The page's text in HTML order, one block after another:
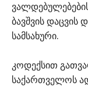
ბავშვის დაცვის
სამსახური.
კოდექსით
საქართველოს